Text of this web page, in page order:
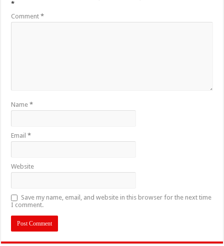
*
Comment*
Name*
Email*
Website
Save my name, email, and website in this browser for the next time
I comment.